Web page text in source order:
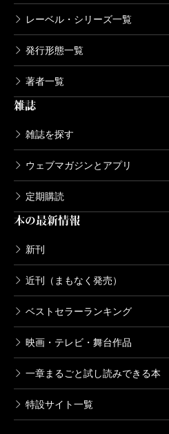
レーベル・シリーズ一覧
発行形態一覧
著者一覧
雑誌
雑誌を探す
ウェブマガジンとアプリ
定期購読
本の最新情報
新刊
近刊（まもなく発売）
ベストセラーランキング
映画・テレビ・舞台作品
一章まるごと試し読みできる本
特設サイト一覧